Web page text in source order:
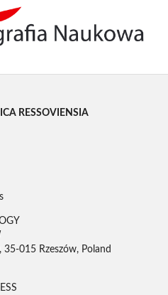
RESSOVIENSIA
35-015 Rzeszów, Poland